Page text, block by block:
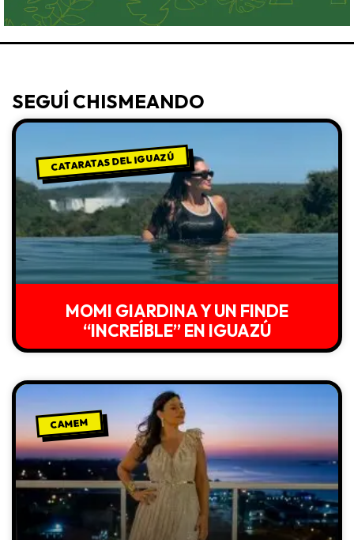
SEGUÍ CHISMEANDO
CATARATAS DEL IGUAZÚ
MOMI GIARDINA Y UN FINDE
“INCREÍBLE” EN IGUAZÚ
CAMEM